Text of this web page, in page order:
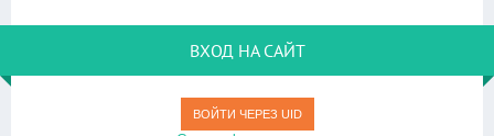
ВХОД НА САЙТ
ВОЙТИ ЧЕРЕЗ UID